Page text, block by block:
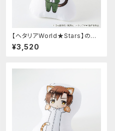
【ヘタリアWorld★Stars】のび
猫クッション 第2弾（スペイン）
¥3,520